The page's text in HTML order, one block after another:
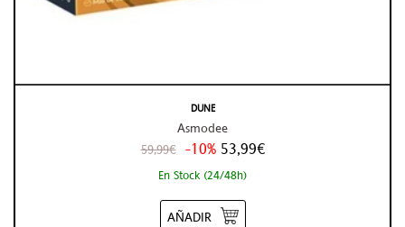
DUNE
Asmodee
59,99€ -10% 53,99€
En Stock (24/48h)
AÑADIR